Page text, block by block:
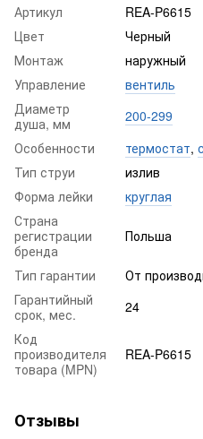
Артикул
REA-P6615
Цвет
Черный
Монтаж
наружный
Управление
вентиль
Диаметр
душа, мм
200-299
Особенности
термостат,
Тип струи
излив
Форма лейки
круглая
Страна
регистрации
бренда
Польша
Тип гарантии
От
Гарантийный
срок, мес.
24
Код
производителя
товара (MPN)
REA-P6615
Отзывы